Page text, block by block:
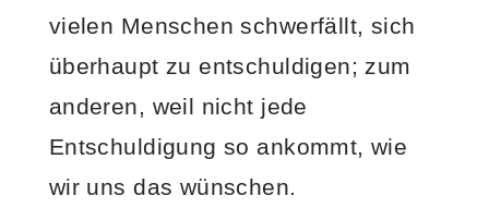
vielen Menschen schwerfällt, sich
überhaupt zu entschuldigen; zum
anderen, weil nicht jede
Entschuldigung so ankommt, wie
wir uns das wünschen.